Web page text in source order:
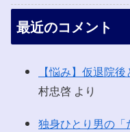
最近のコメント
【悩み】仮退院
村忠啓 より
独身ひとり男の「